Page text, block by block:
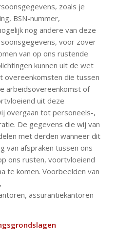
zoals je
BSN-nummer,
nog andere van deze
voor zover
van op ons rustende
kunnen uit de wet
overeenkomsten die tussen
arbeidsovereenkomst of
uit deze
overgaan tot personeels-,
De gegevens die wij van
met derden wanneer dit
van afspraken tussen ons
ons rusten, voortvloeiend
te komen. Voorbeelden van
assurantiekantoren